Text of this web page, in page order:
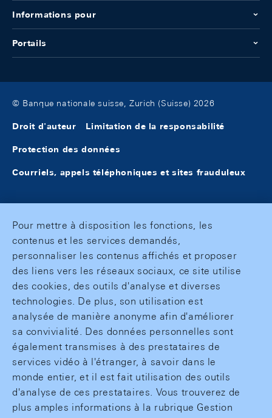
Informations pour
Portails
© Banque nationale suisse, Zurich (Suisse) 2026
Droit d'auteur Limitation de la responsabilité
Protection des données
Courriels, appels téléphoniques et sites frauduleux
Pour mettre à disposition les fonctions, les
contenus et les services demandés,
personnaliser les contenus affichés et proposer
des liens vers les réseaux sociaux, ce site utilise
des cookies, des outils d'analyse et diverses
technologies. De plus, son utilisation est
analysée de manière anonyme afin d'améliorer
sa convivialité. Des données personnelles sont
également transmises à des prestataires de
services vidéo à l'étranger, à savoir dans le
monde entier, et il est fait utilisation des outils
d'analyse de ces prestataires. Vous trouverez de
plus amples informations à la rubrique Gestion